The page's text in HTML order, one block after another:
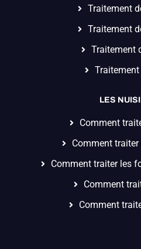
Traitement
Traitement
Traitement
LES
Comment
Comment
Comment traiter les
Comment
Comment